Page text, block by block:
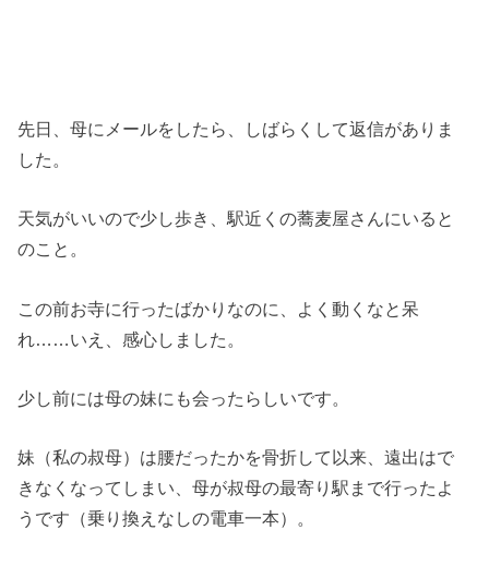
先日、母にメールをしたら、しばらくして返信がありま
した。
天気がいいので少し歩き、駅近くの蕎麦屋さんにいると
のこと。
この前お寺に行ったばかりなのに、よく動くなと呆
れ……いえ、感心しました。
少し前には母の妹にも会ったらしいです。
妹（私の叔母）は腰だったかを骨折して以来、遠出はで
きなくなってしまい、母が叔母の最寄り駅まで行ったよ
うです（乗り換えなしの電車一本）。